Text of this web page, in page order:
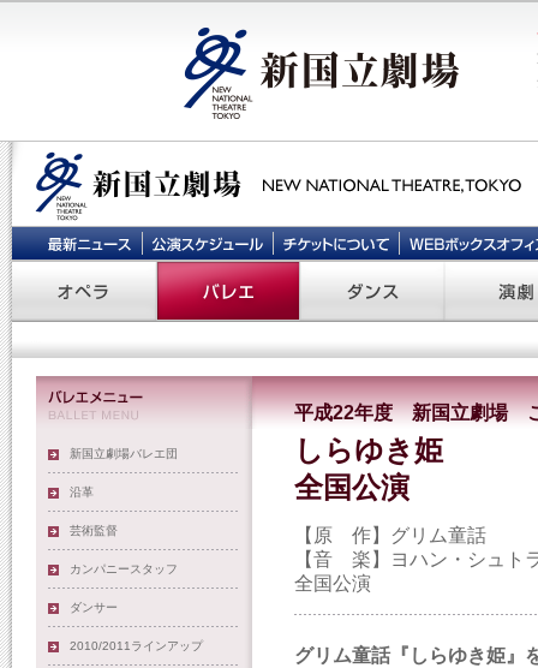
新国立劇場バレエ団
沿革
芸術監督
カンパニースタッフ
ダンサー
2010/2011ラインアップ
平成22年度 新国立劇場
しらゆき姫
全国公演
【原 作】グリム童話
【音 楽】ヨハン・シュト
全国公演
グリム童話『しらゆき姫』